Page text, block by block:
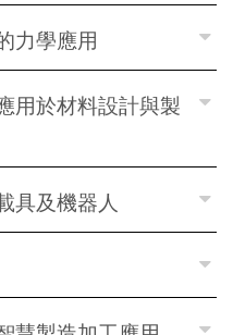
力學應用
用於材料設計與製
具及機器人